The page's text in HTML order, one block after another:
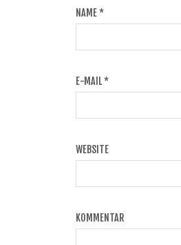
NAME*
E-MAIL*
WEBSITE
KOMMENTAR